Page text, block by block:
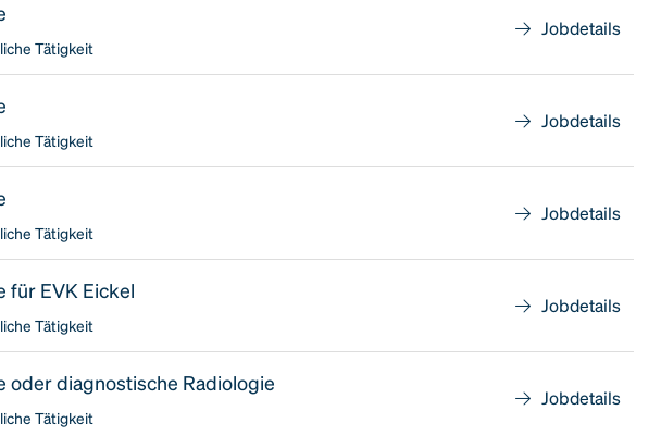
Tätigkeit
Jobdetails
Tätigkeit
Jobdetails
Tätigkeit
Jobdetails
für EVK Eickel
Tätigkeit
Jobdetails
oder diagnostische Radiologie
Tätigkeit
Jobdetails